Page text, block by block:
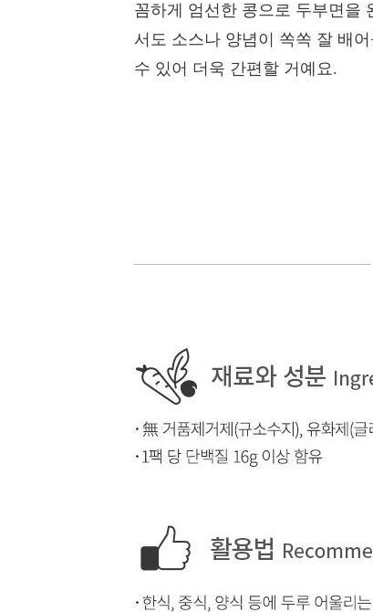
꼼하게 엄선한 콩으로 두부면을
서도 소스나 양념이 쏙쏙 잘 배
수 있어 더욱 간편할 거예요.